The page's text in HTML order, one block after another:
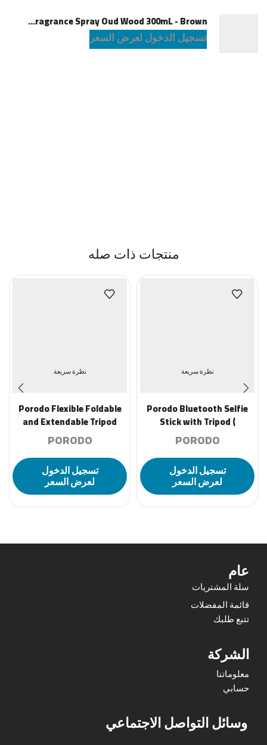
Green Lion Fragrance Spray Oud Wood 300mL - Brown
تسجيل الدخول لعرض السعر
منتجات ذات صله
نظرة سريعة
Porodo Bluetooth Selfie
Stick with Tripod (
Detachable Remote
Shutter ) – Black
PORODO
تسجيل الدخول
لعرض السعر
نظرة سريعة
Porodo Flexible Foldable
and Extendable Tripod
with Phone Holder – Black
PORODO
تسجيل الدخول
لعرض السعر
عام
سلة المشتريات
قائمة المفضلات
تتبع طلبك
الشركة
معلوماتنا
حسابي
وسائل التواصل الاجتماعي